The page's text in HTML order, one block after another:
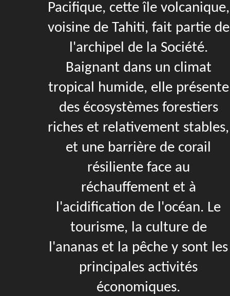
Pacifique, cette île volcanique,
voisine de Tahiti, fait partie de
l'archipel de la Société.
Baignant dans un climat
tropical humide, elle présente
des écosystèmes forestiers
riches et relativement stables,
et une barrière de corail
résiliente face au
réchauffement et à
l'acidification de l'océan. Le
tourisme, la culture de
l'ananas et la pêche y sont les
principales activités
économiques.